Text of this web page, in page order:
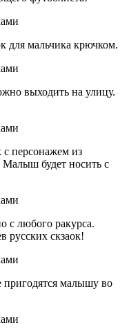
для мальчика крючком.
выходить на улицу.
с персонажем из
будет носить с
с любого ракурса.
русских скзаок!
пригодятся малышу во